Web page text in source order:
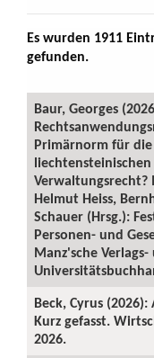
Es wurden 1911
gefunden.
Baur, Georges
Primärnorm für
Verwaltungsrecht?
Helmut Heiss,
Schauer (Hrsg.):
Personen- und
Manz'sche Verlags-
Beck, Cyrus
Kurz gefasst.
2026.